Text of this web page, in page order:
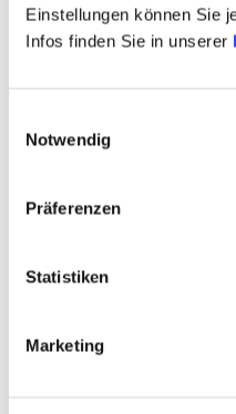
Einstellungen können Sie
Infos finden Sie in unserer
Notwendig
Präferenzen
Statistiken
Marketing
Kontakt